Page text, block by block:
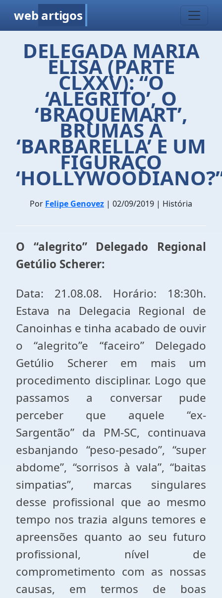
web artigos
DELEGADA MARIA
ELISA (PARTE
CLXXV): “O
‘ALEGRITO’, O
‘BRAQUEMART’,
BRUMAS À
‘BARBARELLA’ E UM
FIGURAÇO
Por Felipe Genovez | 02/09/2019 | História
O “alegrito” Delegado Regional
Getúlio Scherer:
Data: 21.08.08. Horário: 18:30h.
Estava na Delegacia Regional de
Canoinhas e tinha acabado de ouvir
o “alegrito”e “faceiro” Delegado
Getúlio Scherer em mais um
procedimento disciplinar. Logo que
passamos a conversar pude
perceber que aquele “ex-
Sargentão” da PM-SC, continuava
esbanjando “peso-pesado”, “super
abdome”, “sorrisos à vala”, “baitas
simpatias”, marcas singulares
desse profissional que ao mesmo
tempo nos trazia alguns temores e
apreensões quanto ao seu futuro
profissional, nível de
comprometimento com as nossas
causas, em termos de boas